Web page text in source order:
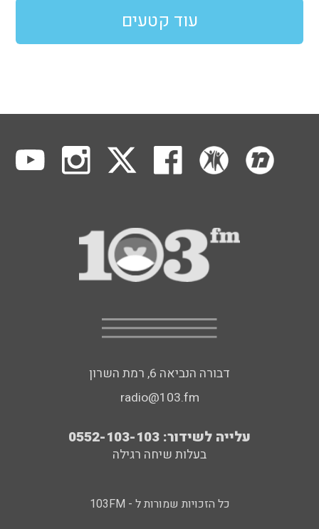
עוד קטעים
דבורה הנביאה 6, רמת השרון
radio@103.fm
עלייה לשידור: 0552-103-103
בעלות שיחה רגילה
כל הזכויות שמורות ל - 103FM